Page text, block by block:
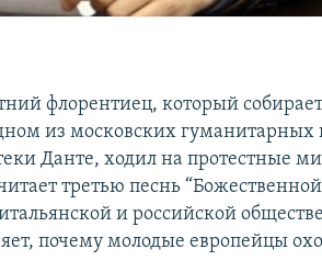
флорентиец, который
из московских гуманитарных
Данте, ходил на протестные
третью песнь
и российской
почему молодые европейцы